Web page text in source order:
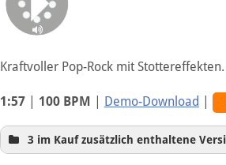
N
Kraftvoller Pop-Rock mit Stottereffekten.
1:57| 100 BPM Demo-Download
3 im Kauf zusätzlich enthaltene